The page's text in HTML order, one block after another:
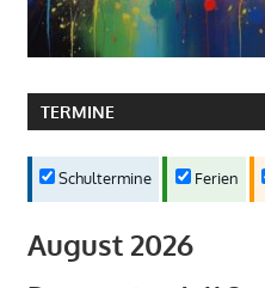
TERMINE
Schultermine Ferien
August 2026